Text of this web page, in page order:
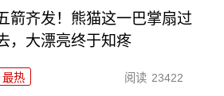
箭齐发！熊猫这一巴掌扇过
，大漂亮终于知疼
最热 阅读 23422